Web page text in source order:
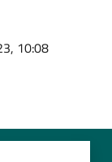
10:08